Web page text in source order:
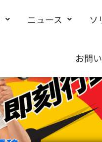
ニュース ソ
お問